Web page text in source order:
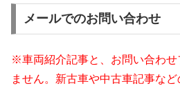
メールでのお問い合わせ
※車両紹介記事と、お問い合わせ
ません。新古車や中古車記事な